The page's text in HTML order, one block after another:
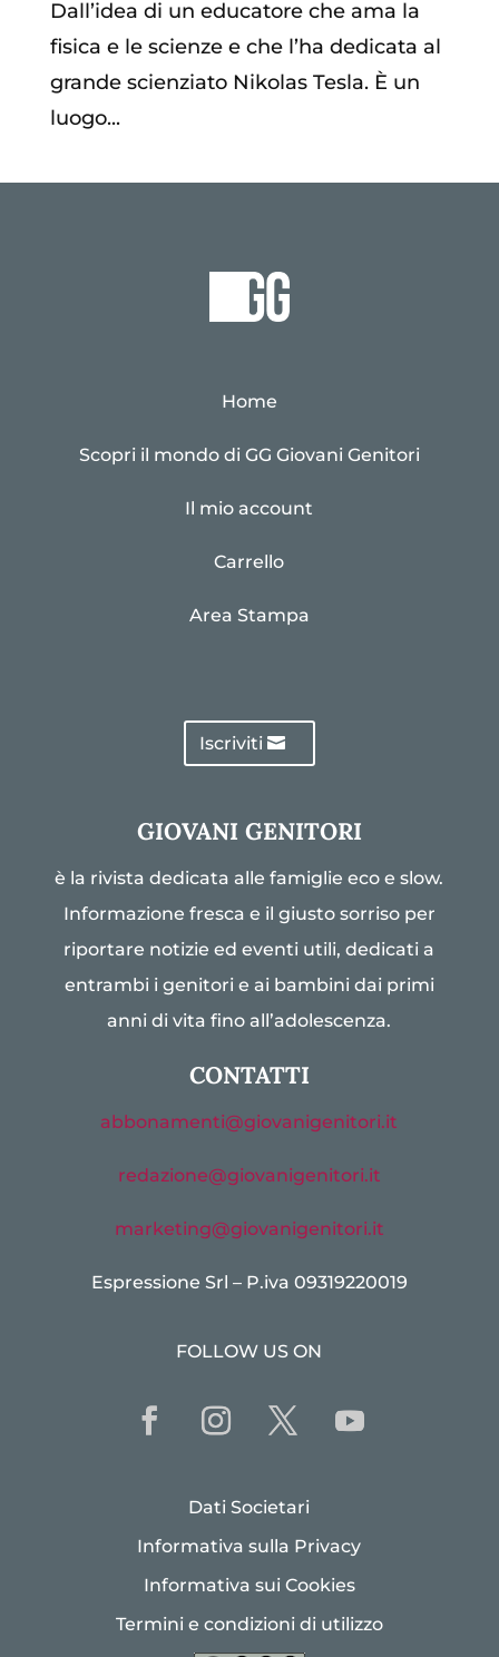
Dall’idea di un educatore che ama la
fisica e le scienze e che l’ha dedicata al
grande scienziato Nikolas Tesla. È un
luogo...
Home
Scopri il mondo di GG Giovani Genitori
Il mio account
Carrello
Area Stampa
Iscriviti
GIOVANI GENITORI
è la rivista dedicata alle famiglie eco e slow.
Informazione fresca e il giusto sorriso per
riportare notizie ed eventi utili, dedicati a
entrambi i genitori e ai bambini dai primi
anni di vita fino all’adolescenza.
CONTATTI
abbonamenti@giovanigenitori.it
redazione@giovanigenitori.it
marketing@giovanigenitori.it
Espressione Srl – P.iva 09319220019
FOLLOW US ON
Dati Societari
Informativa sulla Privacy
Informativa sui Cookies
Termini e condizioni di utilizzo